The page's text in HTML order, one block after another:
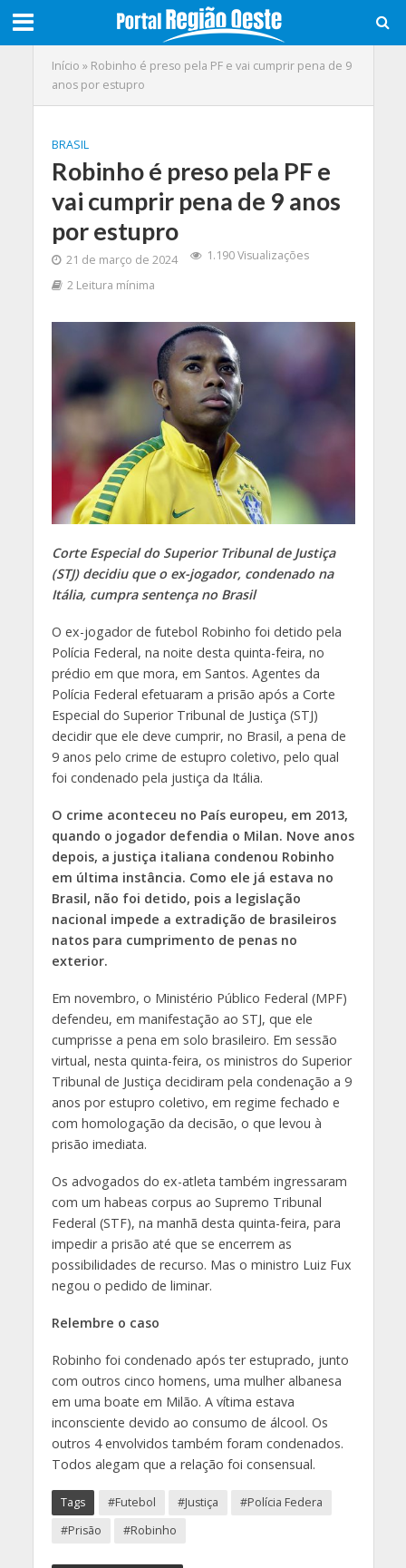
Início » Robinho é preso pela PF e vai cumprir pena de 9
anos por estupro
BRASIL
Robinho é preso pela PF e
vai cumprir pena de 9 anos
por estupro
21 de março de 2024
1.190 Visualizações
2 Leitura mínima
Corte Especial do Superior Tribunal de Justiça
(STJ) decidiu que o ex-jogador, condenado na
Itália, cumpra sentença no Brasil
O ex-jogador de futebol Robinho foi detido pela
Polícia Federal, na noite desta quinta-feira, no
prédio em que mora, em Santos. Agentes da
Polícia Federal efetuaram a prisão após a Corte
Especial do Superior Tribunal de Justiça (STJ)
decidir que ele deve cumprir, no Brasil, a pena de
9 anos pelo crime de estupro coletivo, pelo qual
foi condenado pela justiça da Itália.
O crime aconteceu no País europeu, em 2013,
quando o jogador defendia o Milan. Nove anos
depois, a justiça italiana condenou Robinho
em última instância. Como ele já estava no
Brasil, não foi detido, pois a legislação
nacional impede a extradição de brasileiros
natos para cumprimento de penas no
exterior.
Em novembro, o Ministério Público Federal (MPF)
defendeu, em manifestação ao STJ, que ele
cumprisse a pena em solo brasileiro. Em sessão
virtual, nesta quinta-feira, os ministros do Superior
Tribunal de Justiça decidiram pela condenação a 9
anos por estupro coletivo, em regime fechado e
com homologação da decisão, o que levou à
prisão imediata.
Os advogados do ex-atleta também ingressaram
com um habeas corpus ao Supremo Tribunal
Federal (STF), na manhã desta quinta-feira, para
impedir a prisão até que se encerrem as
possibilidades de recurso. Mas o ministro Luiz Fux
negou o pedido de liminar.
Relembre o caso
Robinho foi condenado após ter estuprado, junto
com outros cinco homens, uma mulher albanesa
em uma boate em Milão. A vítima estava
inconsciente devido ao consumo de álcool. Os
outros 4 envolvidos também foram condenados.
Todos alegam que a relação foi consensual.
Tags #Futebol #Justiça
#Polícia Federa
#Prisão
#Robinho